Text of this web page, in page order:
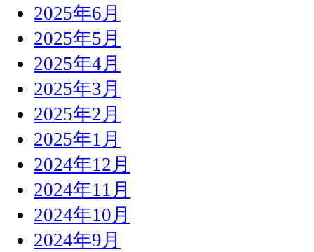
2025年6月
2025年5月
2025年4月
2025年3月
2025年2月
2025年1月
2024年12月
2024年11月
2024年10月
2024年9月